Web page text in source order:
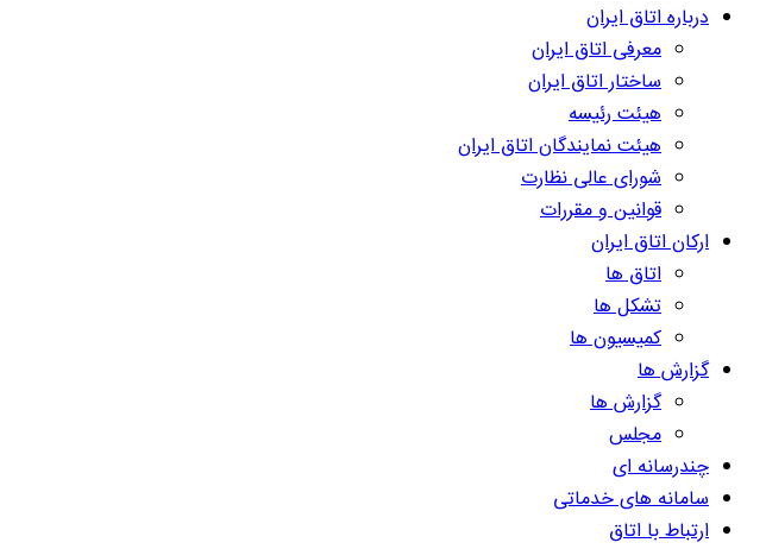
درباره اتاق ایران
معرفی اتاق ایران
ساختار اتاق ایران
هیئت رئیسه
هیئت نمایندگان اتاق ایران
شورای عالی نظارت
قوانین و مقررات
ارکان اتاق ایران
اتاق ها
تشکل ها
کمیسیون ها
گزارش ها
گزارش ها
مجلس
چندرسانه ای
سامانه های خدماتی
ارتباط با اتاق